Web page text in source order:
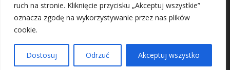
ruch na stronie. Kliknięcie przycisku „Akceptuj wszystkie”
oznacza zgodę na wykorzystywanie przez nas plików
cookie.
Dostosuj Odrzuć Akceptuj wszystko
Copyright © 2024 · All Rights Reserved · Estetica Laser-Med –
fryzjer, kosmetyka, medycyna estetyczna